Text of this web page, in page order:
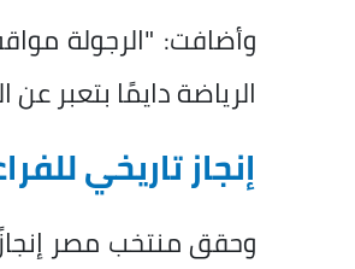
وأضافت: "الرجولة
الرياضة دايمًا بتعبر عن
إنجاز تاريخي